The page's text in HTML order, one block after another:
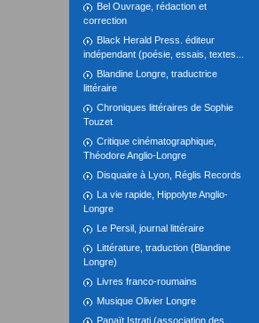
Bel Ouvrage, rédaction et
correction
Black Herald Press. éditeur
indépendant (poésie, essais, textes...
Blandine Longre, traductrice
littéraire
Chroniques littéraires de Sophie
Touzet
Critique cinématographique,
Théodore Anglio-Longre
Disquaire à Lyon, Réglis Records
La vie rapide, Hippolyte Anglio-
Longre
Le Persil, journal littéraire
Littérature, traduction (Blandine
Longre)
Livres franco-roumains
Musique Olivier Longre
Panaït Istrati (association des